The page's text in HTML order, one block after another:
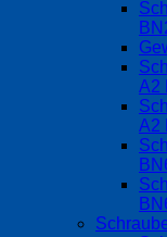
A2
A2